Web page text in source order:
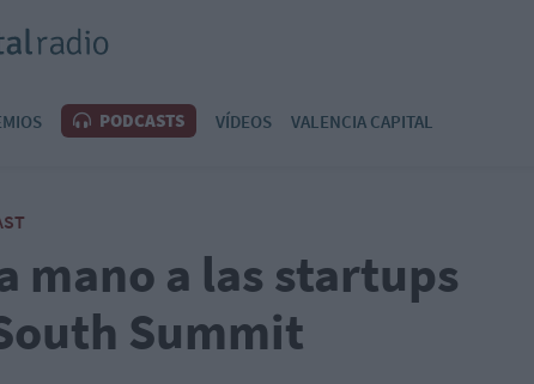
PODCASTS VÍDEOS VALENCIA CAPITAL
mano a las startups
Summit